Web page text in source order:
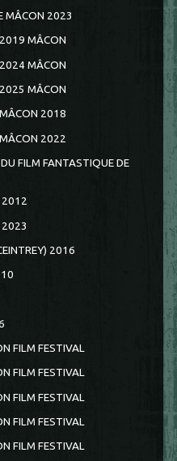
MÂCON 2023
2019 MÂCON
2024 MÂCON
2025 MÂCON
MÂCON 2018
MÂCON 2022
FILM FANTASTIQUE DE
2012
2023
2016
FILM FESTIVAL
FILM FESTIVAL
FILM FESTIVAL
FILM FESTIVAL
FILM FESTIVAL